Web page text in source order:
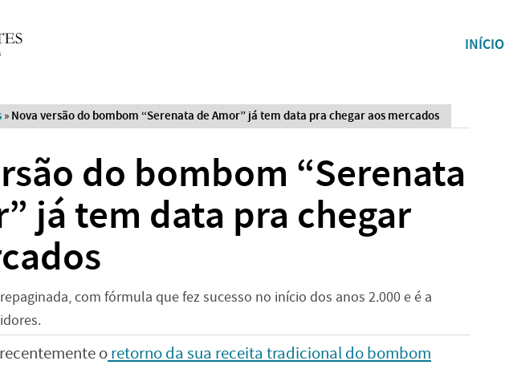
INÍCIO
» Nova versão do bombom “Serenata de Amor” já tem data pra chegar aos mercados
do bombom “Serenata
já tem data pra chegar
com fórmula que fez sucesso no início dos anos 2.000 e é a
oretorno da sua receita tradicional do bombom